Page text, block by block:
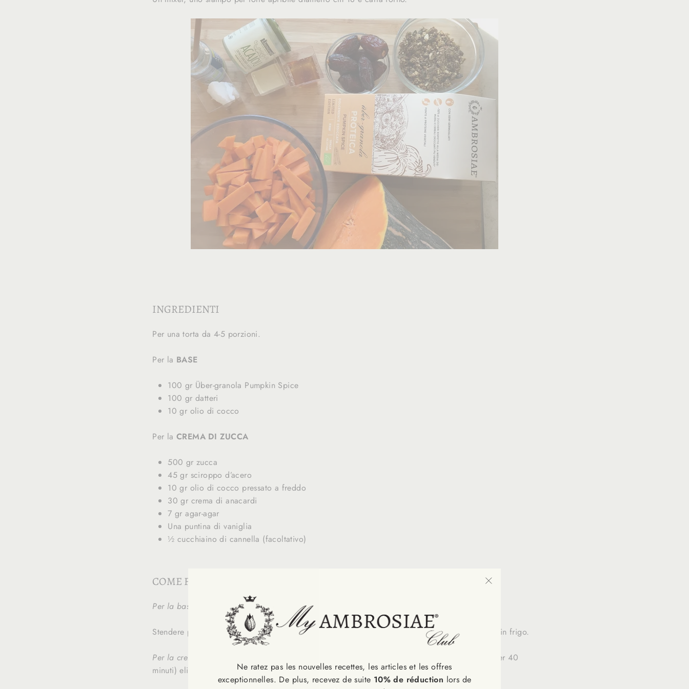
INGREDIENTI
Per una torta da 4-5 porzioni.
Per la BASE
100 gr Über-granola Pumpkin Spice
100 gr datteri
10 gr olio di cocco
Per la CREMA DI ZUCCA
500 gr zucca
45 gr sciroppo d’acero
10 gr olio di cocco pressato a freddo
30 gr crema di anacardi
7 gr agar-agar
Una puntina di vaniglia
½ cucchiaino di cannella (facoltativo)
COME FARE
Per la base: denocciolare i datteri e miscelarli con granola e olio di cocco in un mixer.
Stendere poi il composto sul fondo dello stampo foderato da un disco di carta forno e riporlo in frigo.
Per la crema
: cuocere la zucca (al microonde funzione steam 10 min oppure al forno a fette per 40
minuti) eliminare completamente il liquido che si è formato.
Ne ratez pas les nouvelles recettes, les articles et les offres
exceptionnelles. De plus, recevez de suite 10% de réduction lors de